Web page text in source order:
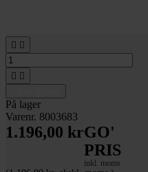
 
 
På lager
Varenr. 8003683
1.196,00 krGO'
PRIS
inkl. moms